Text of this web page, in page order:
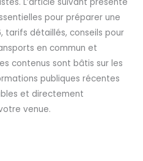
pour préparer une
tarifs détaillés, conseils pour
en commun et
contenus sont bâtis sur les
publiques récentes
et directement
venue.